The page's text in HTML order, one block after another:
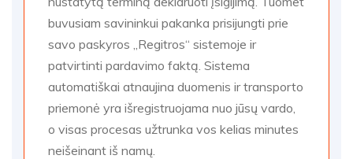
buvusiam savininkui pakanka prisijungti prie
savo paskyros „Regitros“ sistemoje ir
patvirtinti pardavimo faktą. Sistema
automatiškai atnaujina duomenis ir transporto
priemonė yra išregistruojama nuo jūsų vardo,
o visas procesas užtrunka vos kelias minutes
neišeinant iš namų.